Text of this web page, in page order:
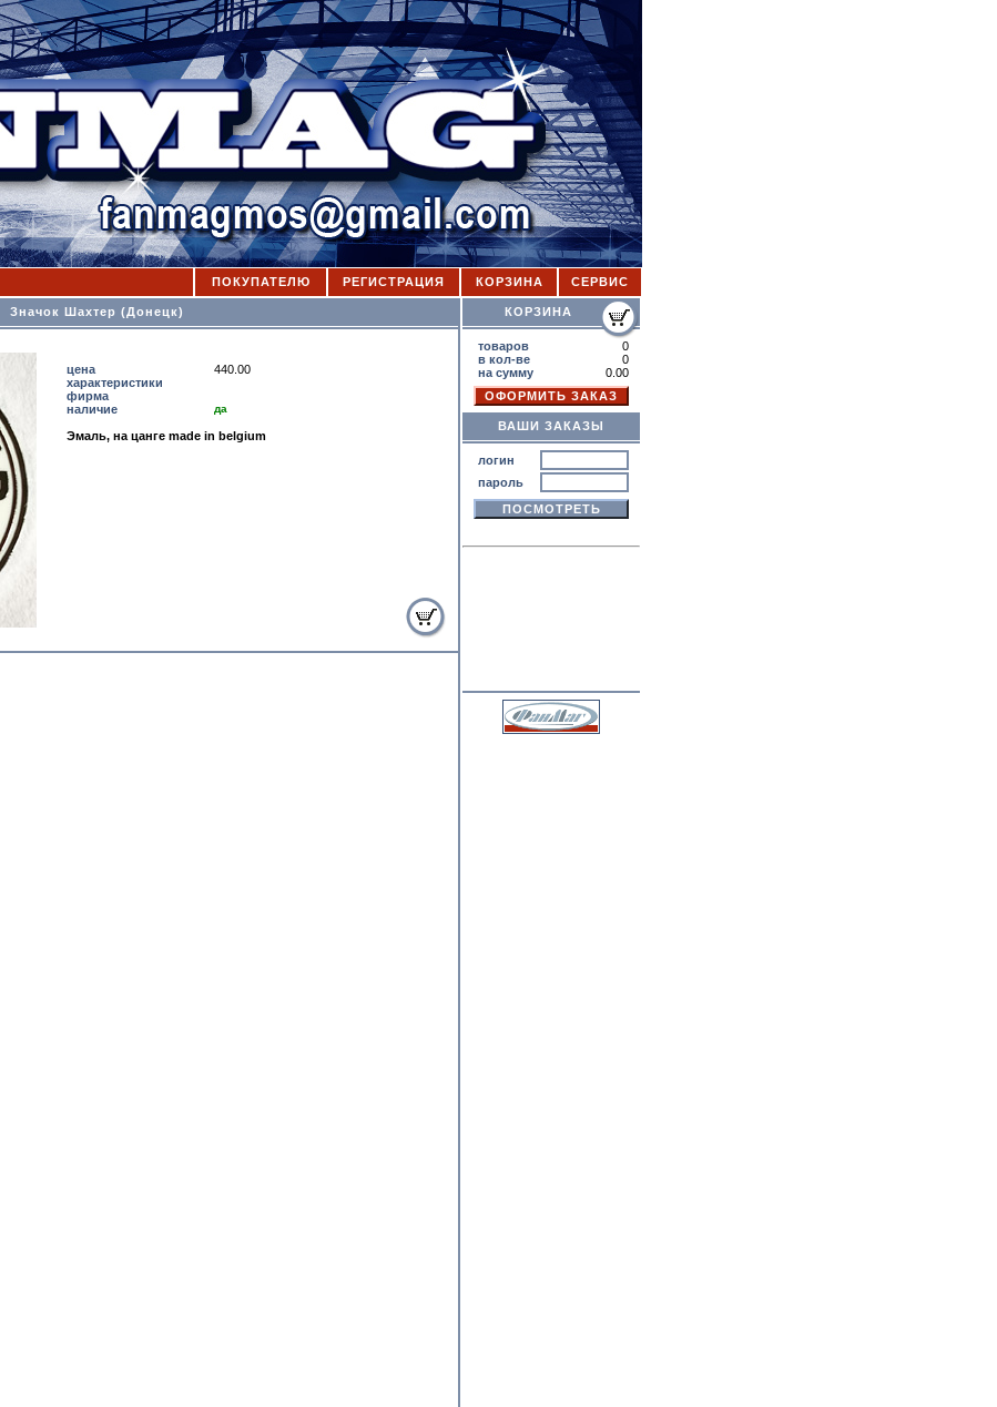
ПОКУПАТЕЛЮ РЕГИСТРАЦИЯ КОРЗИНА СЕРВИС
Значок Шахтер (Донецк)
цена
440.00
характеристики
фирма
наличие
да
Эмаль, на цанге made in belgium
КОРЗИНА
товаров
0
в кол-ве
0
на сумму
0.00
ВАШИ ЗАКАЗЫ
логин
пароль